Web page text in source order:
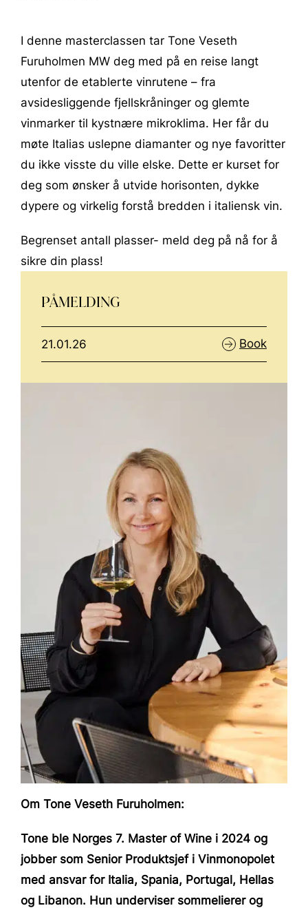
I denne masterclassen tar Tone Veseth
Furuholmen MW deg med på en reise langt
utenfor de etablerte vinrutene – fra
avsidesliggende fjellskråninger og glemte
vinmarker til kystnære mikroklima. Her får du
møte Italias uslepne diamanter og nye favoritter
du ikke visste du ville elske. Dette er kurset for
deg som ønsker å utvide horisonten, dykke
dypere og virkelig forstå bredden i italiensk vin.
Begrenset antall plasser- meld deg på nå for å
sikre din plass!
PÅMELDING
21.01.26 Book
Om Tone Veseth Furuholmen:
Tone ble Norges 7. Master of Wine i 2024 og
jobber som Senior Produktsjef i Vinmonopolet
med ansvar for Italia, Spania, Portugal, Hellas
og Libanon. Hun underviser sommelierer og